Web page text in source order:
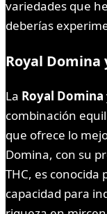
variedades que
deberías
Royal Domina
La Royal Domina
combinación
que ofrece lo
Domina, con su
THC, es
capacidad para